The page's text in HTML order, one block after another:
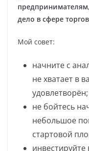
дело в сфере
Мой совет:
начните с
не хватает в
удовлетворён;
не бойтесь
небольшое
стартовой